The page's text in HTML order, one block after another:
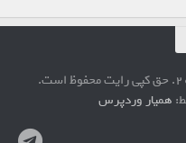
همیار وردپرس